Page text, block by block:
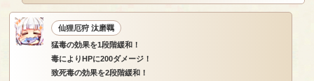
仙狸厄狩 汰磨羈
猛毒の効果を1段階緩和！
毒によりHPに200ダメージ！
致死毒の効果を2段階緩和！